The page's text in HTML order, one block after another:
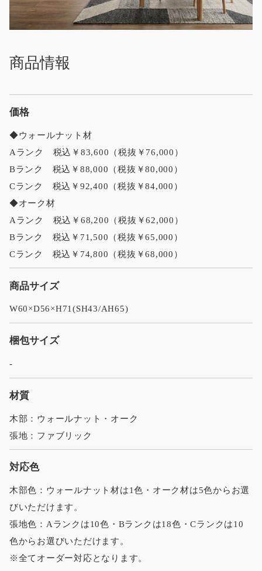
商品情報
価格
◆ウォールナット材
Aランク 税込￥83,600（税抜￥76,000）
Bランク 税込￥88,000（税抜￥80,000）
Cランク 税込￥92,400（税抜￥84,000）
◆オーク材
Aランク 税込￥68,200（税抜￥62,000）
Bランク 税込￥71,500（税抜￥65,000）
Cランク 税込￥74,800（税抜￥68,000）
商品サイズ
W60×D56×H71(SH43/AH65)
梱包サイズ
-
材質
木部：ウォールナット・オーク
張地：ファブリック
対応色
木部色：ウォールナット材は1色・オーク材は5色からお選
びいただけます。
張地色：Aランクは10色・Bランクは18色・Cランクは10
色からお選びいただけます。
※全てオーダー対応となります。